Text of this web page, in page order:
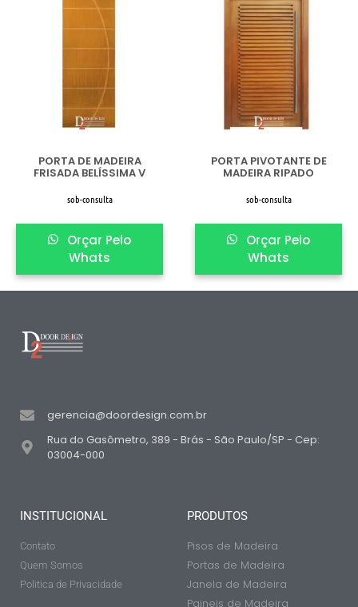
PORTA DE MADEIRA
FRISADA BELÍSSIMA V
sob-consulta
Orçar Pelo
Whats
PORTA PIVOTANTE DE
MADEIRA RIPADO
sob-consulta
Orçar Pelo
Whats
gerencia@doordesign.com.br
Rua do Gasômetro, 389 - Brás - São Paulo/SP - Cep:
03004-000
INSTITUCIONAL
Contato
Quem Somos
Politica de Privacidade
PRODUTOS
Pisos de Madeira
Portas de Madeira
Janela de Madeira
Paineis de Madeira